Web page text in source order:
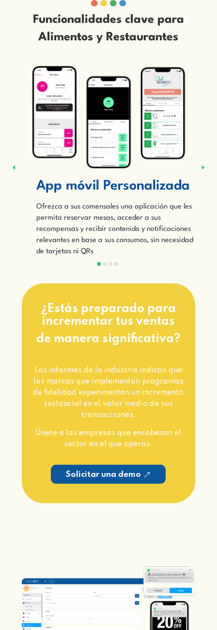
Funcionalidades clave para
Alimentos y Restaurantes
App móvil Personalizada
Ofrezca a sus comensales una aplicación que les
permita reservar mesas, acceder a sus
recompensas y recibir contenido y notificaciones
relevantes en base a sus consumos, sin necesidad
de tarjetas ni QRs
¿Estás preparado para
incrementar tus ventas
de manera significativa?
Los informes de la industria indican que
las marcas que implementan programas
de fidelidad experimentan un incremento
sustancial en el valor medio de sus
transacciones.
Únete a las empresas que encabezan el
sector en el que operas.
Solicitar una demo